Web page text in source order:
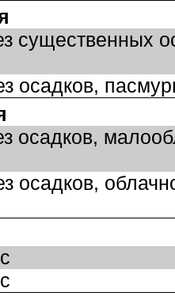
существенных
осадков,
осадков,
осадков,